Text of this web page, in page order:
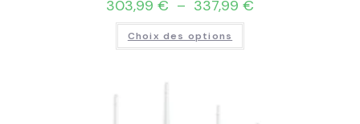
303,99 € – 337,99 €
Choix des options